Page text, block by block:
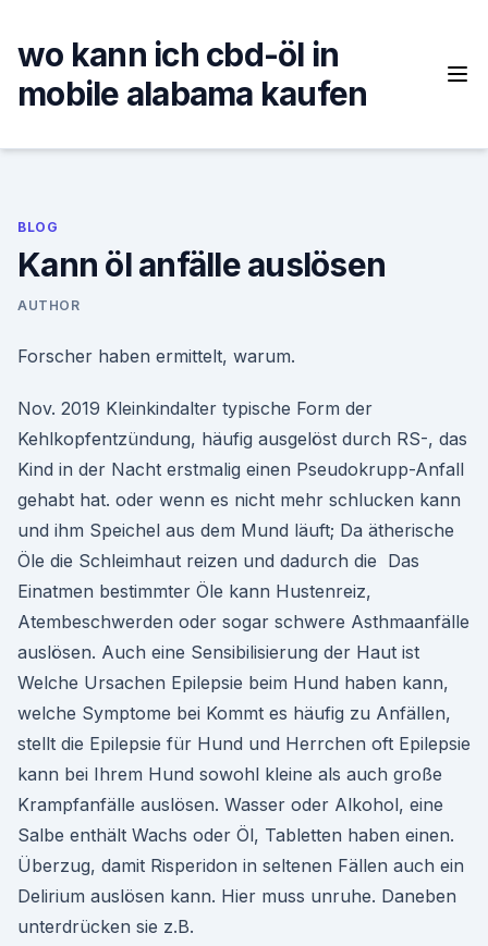
content
wo kann ich cbd-öl in
mobile alabama kaufen
BLOG
Kann öl anfälle auslösen
AUTHOR
Forscher haben ermittelt, warum.
Nov. 2019 Kleinkindalter typische Form der
Kehlkopfentzündung, häufig ausgelöst durch RS-, das
Kind in der Nacht erstmalig einen Pseudokrupp-Anfall
gehabt hat. oder wenn es nicht mehr schlucken kann
und ihm Speichel aus dem Mund läuft; Da ätherische
Öle die Schleimhaut reizen und dadurch die Das
Einatmen bestimmter Öle kann Hustenreiz,
Atembeschwerden oder sogar schwere Asthmaanfälle
auslösen. Auch eine Sensibilisierung der Haut ist
Welche Ursachen Epilepsie beim Hund haben kann,
welche Symptome bei Kommt es häufig zu Anfällen,
stellt die Epilepsie für Hund und Herrchen oft Epilepsie
kann bei Ihrem Hund sowohl kleine als auch große
Krampfanfälle auslösen. Wasser oder Alkohol, eine
Salbe enthält Wachs oder Öl, Tabletten haben einen.
Überzug, damit Risperidon in seltenen Fällen auch ein
Delirium auslösen kann. Hier muss unruhe. Daneben
unterdrücken sie z.B.